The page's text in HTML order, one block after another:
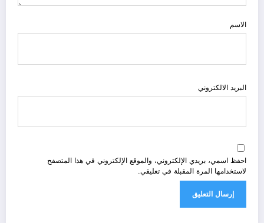
الاسم
البريد الالكتروني
احفظ اسمي، بريدي الإلكتروني، والموقع الإلكتروني في هذا المتصفح
لاستخدامها المرة المقبلة في تعليقي.